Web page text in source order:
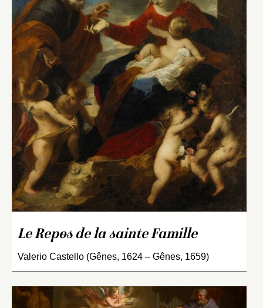
Le Repos de la sainte Famille
Valerio Castello (Gênes, 1624 – Gênes, 1659)